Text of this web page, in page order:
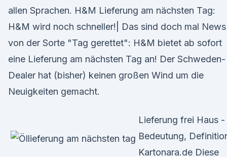
allen Sprachen. H&M Lieferung am nächsten Tag:
H&M wird noch schneller!| Das sind doch mal News
von der Sorte "Tag gerettet": H&M bietet ab sofort
eine Lieferung am nächsten Tag an! Der Schweden-
Dealer hat (bisher) keinen großen Wind um die
Neuigkeiten gemacht.
Lieferung frei Haus -
Bedeutung, Definition
Kartonara.de Diese